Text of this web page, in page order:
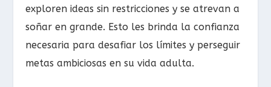
exploren ideas sin restricciones y se atrevan a
soñar en grande. Esto les brinda la confianza
necesaria para desafiar los límites y perseguir
metas ambiciosas en su vida adulta.